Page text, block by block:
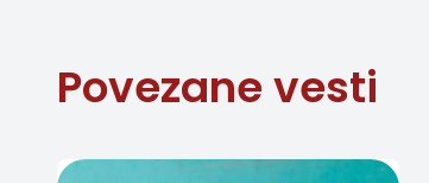
Povezane vesti